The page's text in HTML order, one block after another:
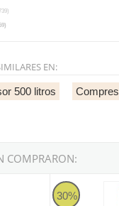
EN:
500 litros
COMPRARON:
Variable Speed
30%
Compresor